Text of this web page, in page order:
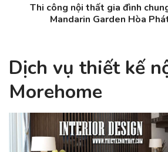
Thi công nội thất gia đình
Mandarin Garden Hòa
Dịch vụ thiết kế
Morehome